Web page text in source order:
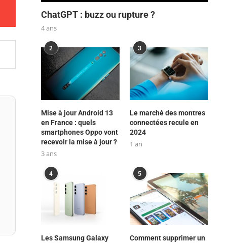
ChatGPT : buzz ou rupture ?
4 ans
2
Mise à jour Android 13
en France : quels
smartphones Oppo vont
recevoir la mise à jour ?
3 ans
3
Le marché des montres
connectées recule en
2024
1 an
4
Les Samsung Galaxy
5
Comment supprimer un